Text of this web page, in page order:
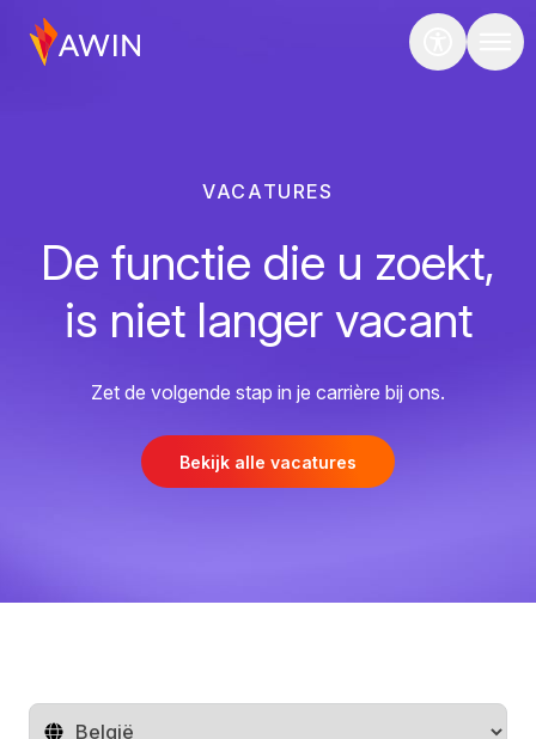
VACATURES
De functie die u zoekt,
is niet langer vacant
Zet de volgende stap in je carrière bij ons.
Bekijk alle vacatures